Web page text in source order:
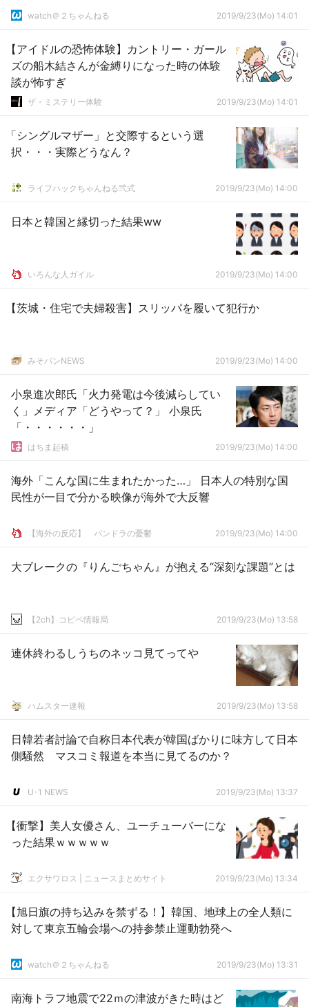
watch＠２ちゃんねる 2019/9/23(Mo) 14:01
【アイドルの恐怖体験】カントリー・ガール
ズの船木結さんが金縛りになった時の体験
談が怖すぎ
ザ・ミステリー体験 2019/9/23(Mo) 14:01
「シングルマザー」と交際するという選
択・・・実際どうなん？
ライフハックちゃんねる弐式 2019/9/23(Mo) 14:00
日本と韓国と縁切った結果ww
いろんな人ガイル 2019/9/23(Mo) 14:00
【茨城・住宅で夫婦殺害】スリッパを履いて犯行か
みそパンNEWS 2019/9/23(Mo) 14:00
小泉進次郎氏「火力発電は今後減らしてい
く」メディア「どうやって？」 小泉氏
「・・・・・・」
はちま起稿 2019/9/23(Mo) 14:00
海外「こんな国に生まれたかった…」 日本人の特別な国
民性が一目で分かる映像が海外で大反響
【海外の反応】 パンドラの憂鬱 2019/9/23(Mo) 14:00
大ブレークの『りんごちゃん』が抱える“深刻な課題”とは
【2ch】コピペ情報局 2019/9/23(Mo) 13:58
連休終わるしうちのネッコ見てってや
ハムスター速報 2019/9/23(Mo) 13:58
日韓若者討論で自称日本代表が韓国ばかりに味方して日本
側騒然 マスコミ報道を本当に見てるのか？
U-1 NEWS 2019/9/23(Mo) 13:37
【衝撃】美人女優さん、ユーチューバーにな
った結果ｗｗｗｗｗ
エクサワロス | ニュースまとめサイト 2019/9/23(Mo) 13:34
【旭日旗の持ち込みを禁ずる！】韓国、地球上の全人類に
対して東京五輪会場への持参禁止運動勃発へ
watch＠２ちゃんねる 2019/9/23(Mo) 13:31
南海トラフ地震で22ｍの津波がきた時はど